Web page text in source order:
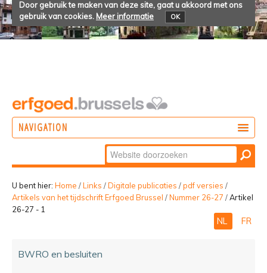
Door gebruik te maken van deze site, gaat u akkoord met ons
gebruik van cookies. Meer informatie OK
NAVIGATION
BELEVEN
Zoek
Geavanceerd
zoeken...
U bent hier: Home /Links /Digitale publicaties /pdf versies /
Artikels van het tijdschrift Erfgoed Brussel /Nummer 26-27 /Artikel
26-27 - 1
NL FR
BWRO en besluiten